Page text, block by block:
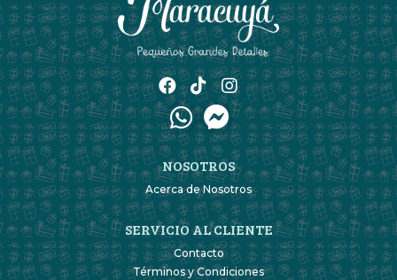
NOSOTROS
Acerca de Nosotros
SERVICIO AL CLIENTE
Contacto
Términos y Condiciones